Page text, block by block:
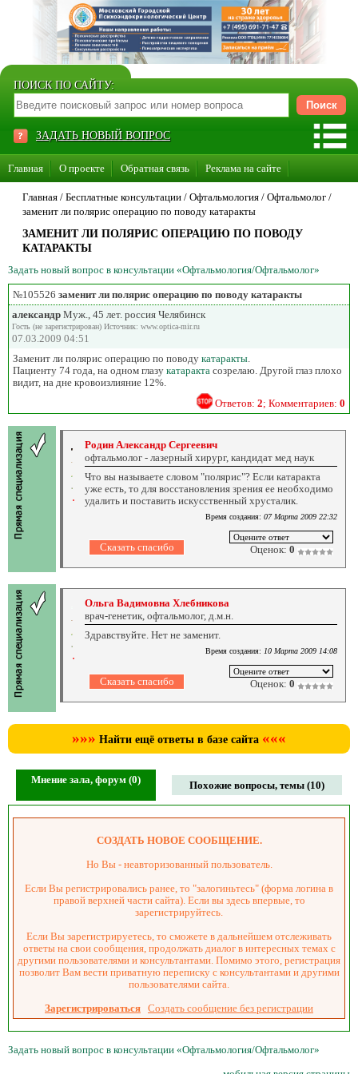
ПОИСК ПО САЙТУ:
ЗАДАТЬ НОВЫЙ ВОПРОС
Главная О проекте Обратная связь Реклама на сайте
Стать консультантом нашего сайта
Главная / Бесплатные консультации / Офтальмология / Офтальмолог /
заменит ли полярис операцию по поводу катаракты
ЗАМЕНИТ ЛИ ПОЛЯРИС ОПЕРАЦИЮ ПО ПОВОДУ
КАТАРАКТЫ
Задать новый вопрос в консультации «Офтальмология/Офтальмолог»
№105526 заменит ли полярис операцию по поводу катаракты
александр Муж., 45 лет. россия Челябинск
Гость (не зарегистрирован) Источник: www.optica-mir.ru
07.03.2009 04:51
Заменит ли полярис операцию по поводу катаракты
Пациенту 74 года, на одном глазу катаракта созрелаю. Другой глаз плохо
видит, на дне кровоизлияние 12%.
Ответов: 2; Комментариев: 0
Родин Александр Сергеевич
офтальмолог - лазерный хирург, кандидат мед наук
Что вы называете словом "полярис"? Если катаракта
уже есть, то для восстановления зрения ее необходимо
удалить и поставить искусственный хрусталик.
Время создания: 07 Марта 2009 22:32
Оценок: 0
Ольга Вадимовна Хлебникова
врач-генетик, офтальмолог, д.м.н.
Здравствуйте. Нет не заменит.
Время создания: 10 Марта 2009 14:08
Оценок: 0
»»» Найти ещё ответы в базе сайта «««
Мнение зала, форум (0) Похожие вопросы, темы (10)
СОЗДАТЬ НОВОЕ СООБЩЕНИЕ.
Но Вы - неавторизованный пользователь.
Если Вы регистрировались ранее, то "залогиньтесь" (форма логина в
правой верхней части сайта). Если вы здесь впервые, то
зарегистрируйтесь.
Если Вы зарегистрируетесь, то сможете в дальнейшем отслеживать
ответы на свои сообщения, продолжать диалог в интересных темах с
другими пользователями и консультантами. Помимо этого, регистрация
позволит Вам вести приватную переписку с консультантами и другими
пользователями сайта.
Зарегистрироваться Создать сообщение без регистрации
Задать новый вопрос в консультации «Офтальмология/Офтальмолог»